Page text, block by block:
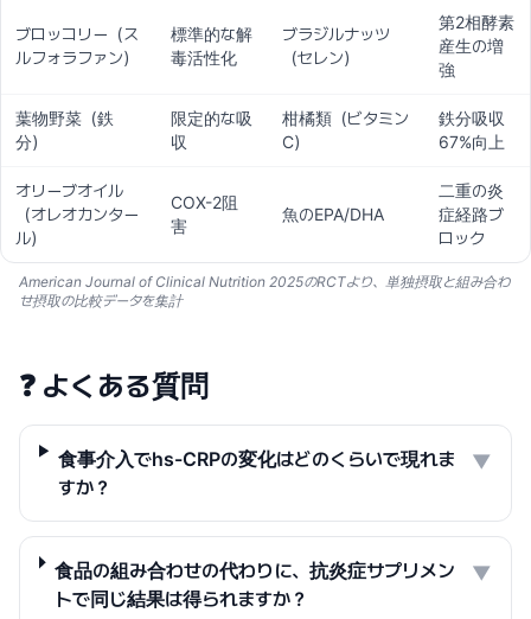
ブロッコリー（ス
ルフォラファン）
標準的な解
毒活性化
ブラジルナッツ
（セレン）
第2相酵素
産生の増
強
葉物野菜（鉄
分）
限定的な吸
収
柑橘類（ビタミン
C）
鉄分吸収
67%向上
オリーブオイル
（オレオカンター
ル）
COX-2阻
害
魚のEPA/DHA
二重の炎
症経路ブ
ロック
American Journal of Clinical Nutrition 2025のRCTより、単独摂取と組み合わ
せ摂取の比較データを集計
❓ よくある質問
食事介入でhs-CRPの変化はどのくらいで現れま
すか？
▼
食品の組み合わせの代わりに、抗炎症サプリメン
トで同じ結果は得られますか？
▼